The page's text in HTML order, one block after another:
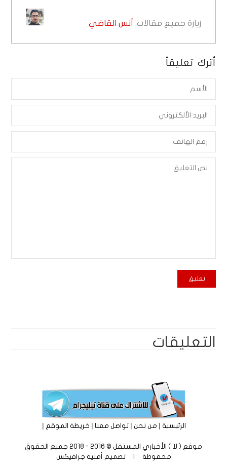
زيارة جميع مقالات: أنس القاضي
أترك تعليقاً
التعليقات
الرئيسية|من نحن|تواصل معنا|خريطة الموقع |
موقع ( لا ) الأخباري المستقل © 2016 - 2018 جميع الحقوق
محفوظة | تصميم أمنية جرافيكس